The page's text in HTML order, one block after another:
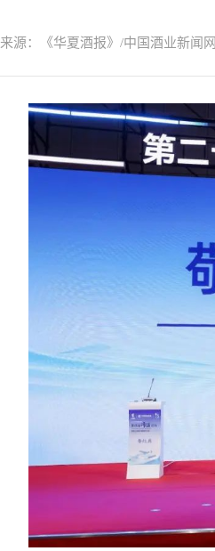
来源：《华夏酒报》/中国酒业新闻网